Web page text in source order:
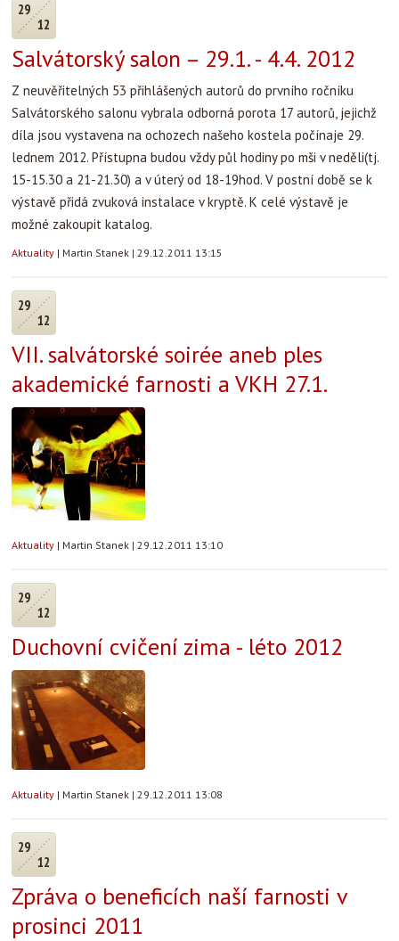
29
12
Salvátorský salon – 29.1. - 4.4. 2012
Z neuvěřitelných 53 přihlášených autorů do prvního ročníku
Salvátorského salonu vybrala odborná porota 17 autorů, jejichž
díla jsou vystavena na ochozech našeho kostela počínaje 29.
lednem 2012. Přístupna budou vždy půl hodiny po mši v neděli(tj.
15-15.30 a 21-21.30) a v úterý od 18-19hod. V postní době se k
výstavě přidá zvuková instalace v kryptě. K celé výstavě je
možné zakoupit katalog.
Aktuality | Martin Stanek | 29.12.2011 13:15
29
12
VII. salvátorské soirée aneb ples
akademické farnosti a VKH 27.1.
Aktuality | Martin Stanek | 29.12.2011 13:10
29
12
Duchovní cvičení zima - léto 2012
Aktuality | Martin Stanek | 29.12.2011 13:08
29
12
Zpráva o beneficích naší farnosti v
prosinci 2011